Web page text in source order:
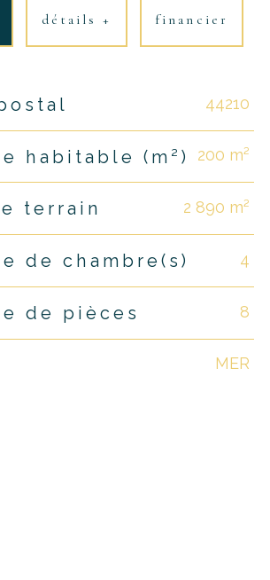
détails + financier
Valeurs
44210
habitable (m²) 200 m²
terrain 2 890 m²
de chambre(s) 4
de pièces 8
MER